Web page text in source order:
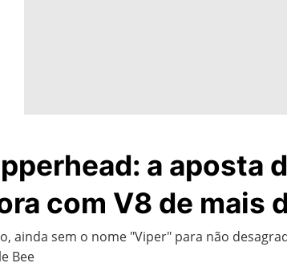
a aposta
com V8 de mais
ainda sem o nome "Viper" para não
Bee